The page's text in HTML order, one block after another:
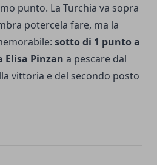
punto. La Turchia va sopra
potercela fare, ma la
sotto di 1 punto a
Elisa Pinzan a pescare dal
vittoria e del secondo posto